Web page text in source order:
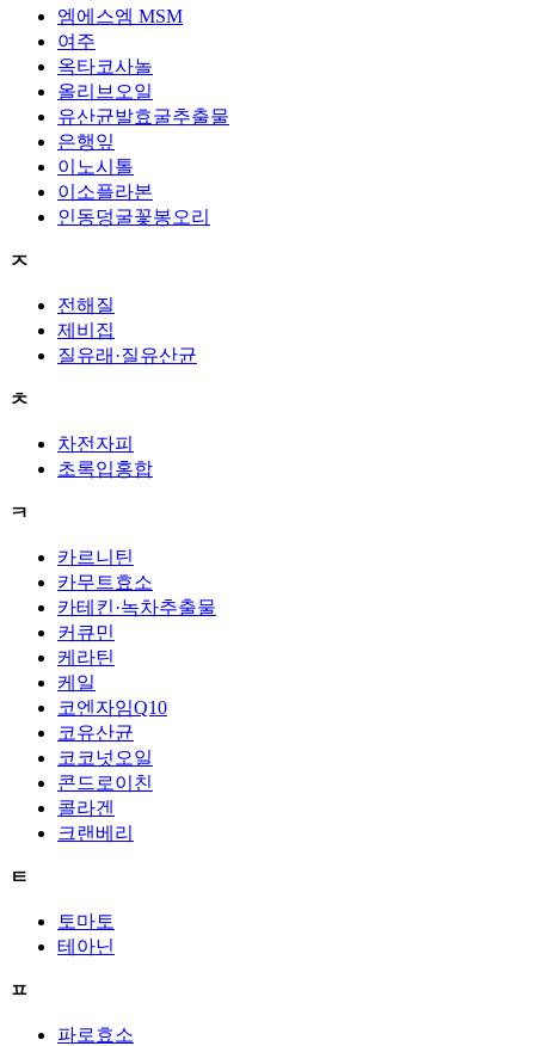
엠에스엠 MSM
여주
옥타코사놀
올리브오일
유산균발효굴추출물
은행잎
이노시톨
이소플라본
인동덩굴꽃봉오리
ㅈ
전해질
제비집
질유래·질유산균
ㅊ
차전자피
초록입홍합
ㅋ
카르니틴
카무트효소
카테킨·녹차추출물
커큐민
케라틴
케일
코엔자임Q10
코유산균
코코넛오일
콘드로이친
콜라겐
크랜베리
ㅌ
토마토
테아닌
ㅍ
파로효소